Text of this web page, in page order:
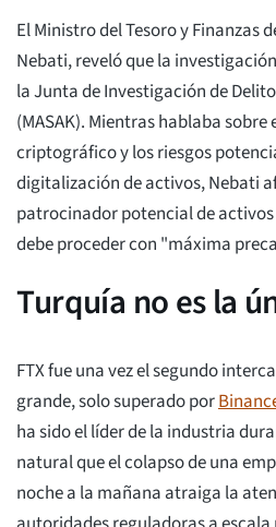
El Ministro del Tesoro y Finanzas
Nebati, reveló que la
la Junta de Investigación de
(MASAK). Mientras hablaba
criptográfico y los riesgos
digitalización de activos, Nebati
patrocinador potencial de
debe proceder con "máxima
Turquía no es la
FTX fue una vez el segundo
grande, solo superado por
ha sido el líder de la industria
natural que el colapso de una
noche a la mañana atraiga la